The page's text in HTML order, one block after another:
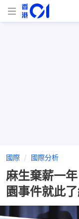
國際 國際分析
麻生棄薪一
園事件就此